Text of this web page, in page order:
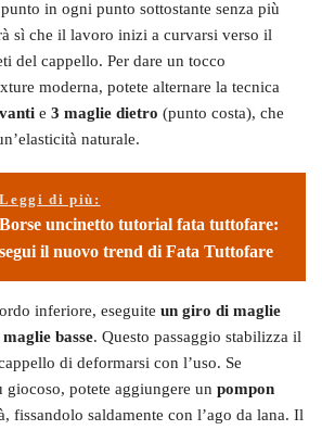
in ogni punto sottostante senza più
sì che il lavoro inizi a curvarsi verso il
del cappello. Per dare un tocco
moderna, potete alternare la tecnica
e 3 maglie dietro (punto costa), che
naturale.
Leggi di più:
Borse uncinetto tutorial fata tuttofare:
segui il nuovo trend di Fata Tuttofare
inferiore, eseguite un giro di maglie
basse. Questo passaggio stabilizza il
di deformarsi con l’uso. Se
potete aggiungere un pompon
fissandolo saldamente con l’ago da lana. Il